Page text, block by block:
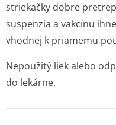
striekačky dobre
suspenzia a vakcínu
vhodnej k priamemu
Nepoužitý liek alebo
do lekárne.